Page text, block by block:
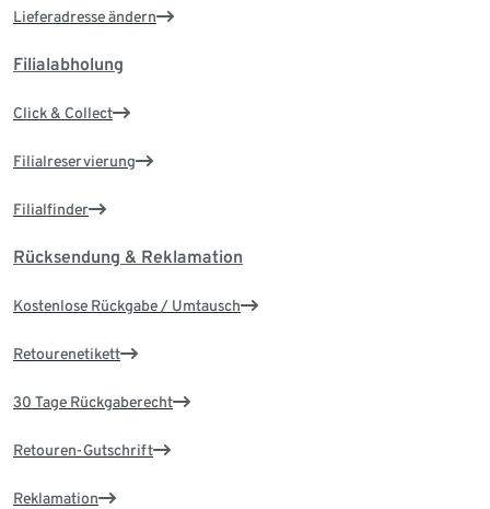
Lieferadresse ändern
Filialabholung
Click & Collect
Filialreservierung
Filialfinder
Rücksendung & Reklamation
Kostenlose Rückgabe / Umtausch
Retourenetikett
30 Tage Rückgaberecht
Retouren-Gutschrift
Reklamation